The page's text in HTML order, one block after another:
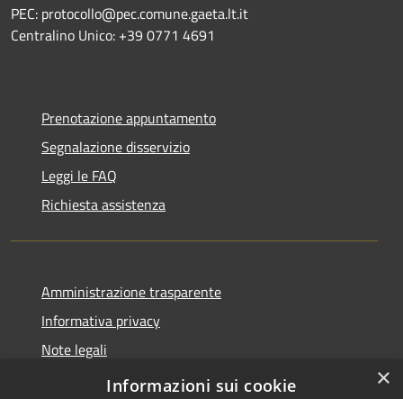
PEC: protocollo@pec.comune.gaeta.lt.it
Centralino Unico: +39 0771 4691
Prenotazione appuntamento
Segnalazione disservizio
Leggi le FAQ
Richiesta assistenza
Amministrazione trasparente
Informativa privacy
Note legali
Dichiarazione di accessibilità
×
Informazioni sui cookie